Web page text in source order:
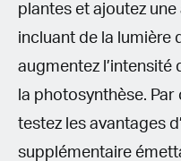
plantes et ajoutez
incluant de la lumière
augmentez l’intensité
la photosynthèse.
testez les avantages
supplémentaire